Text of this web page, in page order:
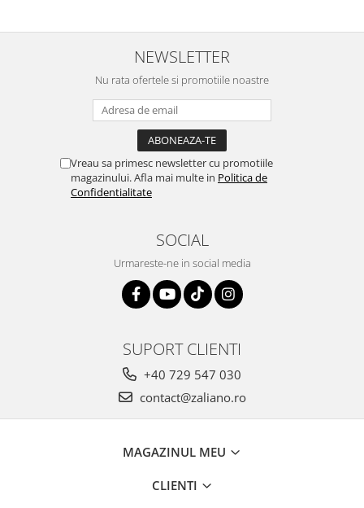
este o plăcere să o folosim, are
pete de rugina dupa spalare.
Aceasta ma va scapa de aceasta
neplacere, in plus este tare
frumoasa, o ...
NEWSLETTER
Nu rata ofertele si promotiile noastre
Vreau sa primesc newsletter cu promotiile
magazinului. Afla mai multe in Politica de
Confidentialitate
SOCIAL
Urmareste-ne in social media
SUPORT CLIENTI
+40 729 547 030
contact@zaliano.ro
MAGAZINUL MEU
CLIENTI